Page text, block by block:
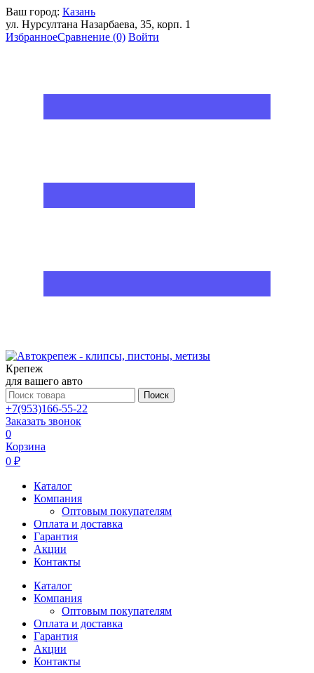
Ваш город: Казань
ул. Нурсултана Назарбаева, 35, корп. 1
ИзбранноеСравнение (0) Войти
Крепеж
для вашего авто
Поиск
+7(953)166-55-22
Заказать звонок
0
Корзина
0 ₽
Каталог
Компания
Оптовым покупателям
Оплата и доставка
Гарантия
Акции
Контакты
Каталог
Компания
Оптовым покупателям
Оплата и доставка
Гарантия
Акции
Контакты